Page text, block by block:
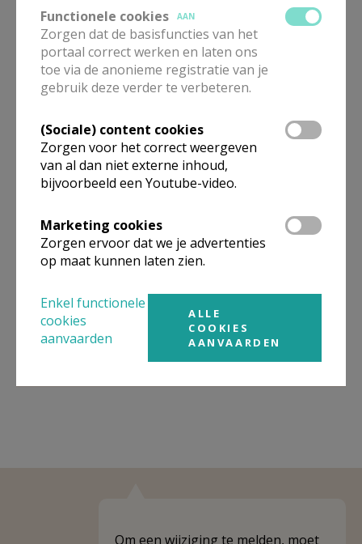
In deze kerk vinden geen weekendvieringen plaats. Via de
onderstaande lijst kan je het aanbod van kerken in de buurt
raadplegen.
Niet gevonden wat je zocht? Hier vind je
links naar kerken, eventueel van andere
organisaties, in de buurt.
Kerken in of nabij
ST.-JORIS-TEN-DISTEL
Om een wijziging te melden, moet
Functionele cookies
AAN
Zorgen dat de basisfuncties van het
portaal correct werken en laten ons
toe via de anonieme registratie van je
gebruik deze verder te verbeteren.
(Sociale) content cookies
Zorgen voor het correct weergeven
van al dan niet externe inhoud,
bijvoorbeeld een Youtube-video.
Marketing cookies
Zorgen ervoor dat we je advertenties
op maat kunnen laten zien.
Enkel functionele
cookies
aanvaarden
ALLE
COOKIES
AANVAARDEN